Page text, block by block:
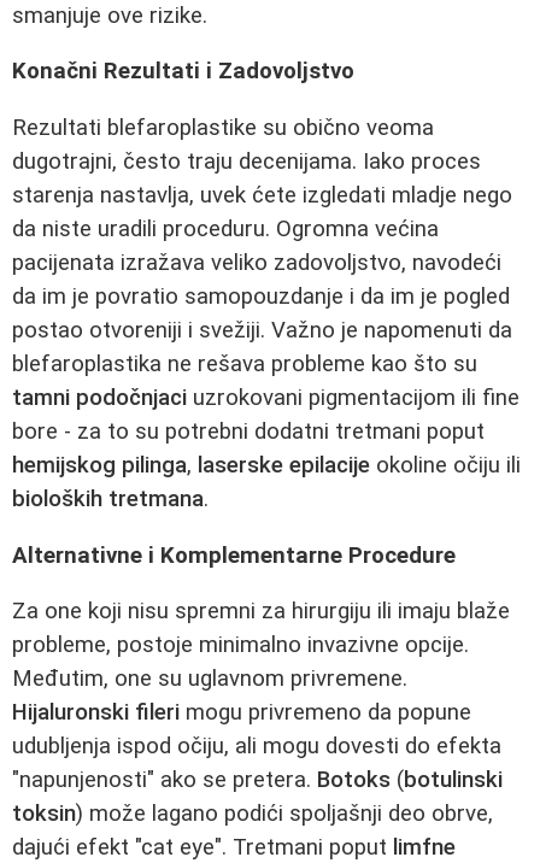
smanjuje ove rizike.
Konačni Rezultati i Zadovoljstvo
Rezultati blefaroplastike su obično veoma
dugotrajni, često traju decenijama. Iako proces
starenja nastavlja, uvek ćete izgledati mladje nego
da niste uradili proceduru. Ogromna većina
pacijenata izražava veliko zadovoljstvo, navodeći
da im je povratio samopouzdanje i da im je pogled
postao otvoreniji i svežiji. Važno je napomenuti da
blefaroplastika ne rešava probleme kao što su
tamni podočnjaci uzrokovani pigmentacijom ili fine
bore - za to su potrebni dodatni tretmani poput
hemijskog pilinga, laserske epilacije okoline očiju ili
bioloških tretmana.
Alternativne i Komplementarne Procedure
Za one koji nisu spremni za hirurgiju ili imaju blaže
probleme, postoje minimalno invazivne opcije.
Međutim, one su uglavnom privremene.
Hijaluronski fileri mogu privremeno da popune
udubljenja ispod očiju, ali mogu dovesti do efekta
"napunjenosti" ako se pretera. Botoks (botulinski
toksin) može lagano podići spoljašnji deo obrve,
dajući efekt "cat eye". Tretmani poput limfne